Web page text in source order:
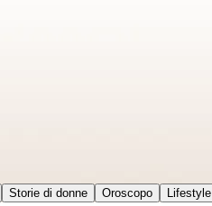
Storie di donne Oroscopo Lifestyle